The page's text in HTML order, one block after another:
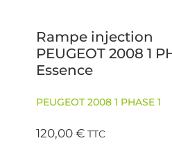
Rampe injection
PEUGEOT 2008 1
Essence
PEUGEOT 2008 1 PHASE 1
120,00€ TTC